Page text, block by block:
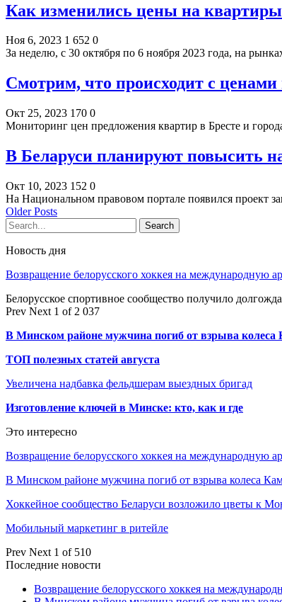
Как изменились цены на квартиры
Ноя 6, 2023 1 652 0
За неделю, c 30 октября по 6 ноября 2023 года, на
Смотрим, что происходит с
Окт 25, 2023 170 0
Мониторинг цен предложения квартир в Бресте и
В Беларуси планируют повысить
Окт 10, 2023 152 0
На Национальном правовом портале появился проект
Older Posts
Новость дня
Возвращение белорусского хоккея на международную
Белорусское спортивное сообщество получило
Prev Next 1 of 2 037
В Минском районе мужчина погиб от взрыва колеса
ТОП полезных статей августа
Увеличена надбавка фельдшерам выездных бригад
Изготовление ключей в Минске: кто, как и где
Это интересно
Возвращение белорусского хоккея на международную
В Минском районе мужчина погиб от взрыва колеса
Хоккейное сообщество Беларуси возложило цветы к
Мобильный маркетинг в ритейле
Prev Next 1 of 510
Последние новости
Возвращение белорусского хоккея на